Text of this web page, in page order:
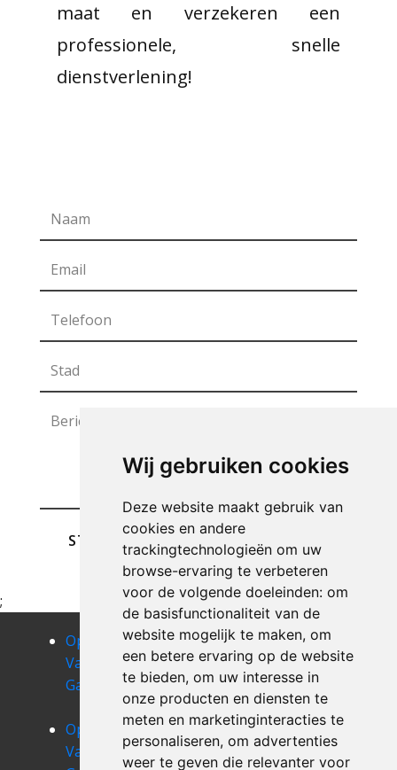
Wij gebruiken cookies
Deze website maakt gebruik van
cookies en andere
trackingtechnologieën om uw
browse-ervaring te verbeteren
voor de volgende doeleinden: om
de basisfunctionaliteit van de
website mogelijk te maken, om
een betere ervaring op de website
te bieden, om uw interesse in
onze producten en diensten te
meten en marketinginteracties te
personaliseren, om advertenties
weer te geven die relevanter voor
maat en verzekeren een
professionele, snelle
dienstverlening!
STUREN
;
Opruimen
Van Uw
Garage athis
Opruimen
Van Uw
Garage attre
Opruimen
Van Uw
Garage
aubechies
Opruimen
Van Uw
Opruimen
Van Uw
Opruimen
Van Uw